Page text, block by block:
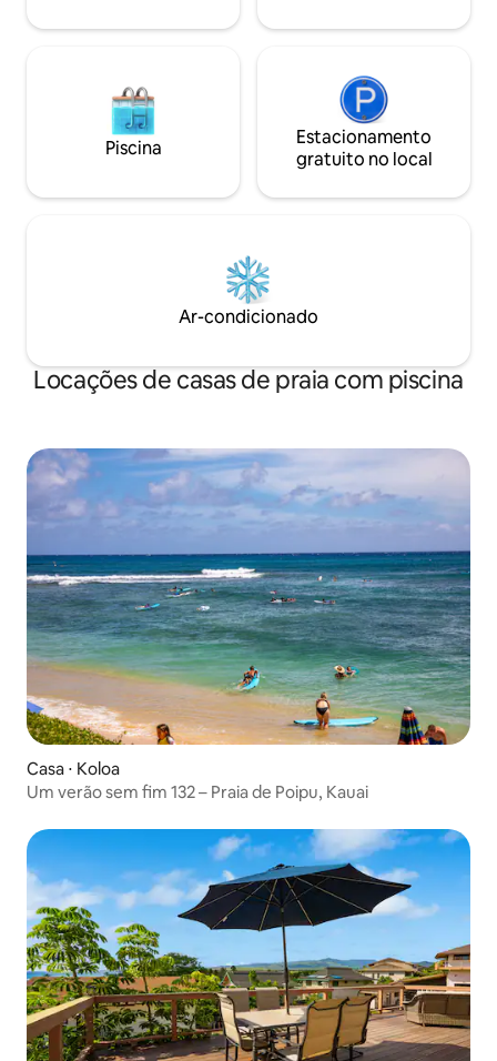
Piscina
Estacionamento
gratuito no local
Ar-condicionado
Locações de casas de praia com piscina
Casa ⋅ Koloa
Um verão sem fim 132 – Praia de Poipu, Kauai